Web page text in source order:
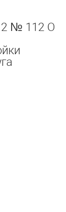
№ 112 О